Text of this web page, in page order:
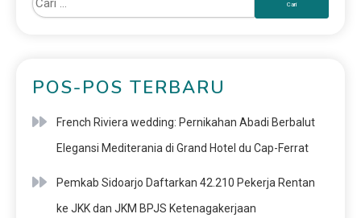
POS-POS TERBARU
French Riviera wedding: Pernikahan Abadi Berbalut
Elegansi Mediterania di Grand Hotel du Cap-Ferrat
Pemkab Sidoarjo Daftarkan 42.210 Pekerja Rentan
ke JKK dan JKM BPJS Ketenagakerjaan